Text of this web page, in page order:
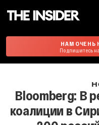
НАМ ОЧЕНЬ
Подпишитесь
Bloomberg: В
коалиции в